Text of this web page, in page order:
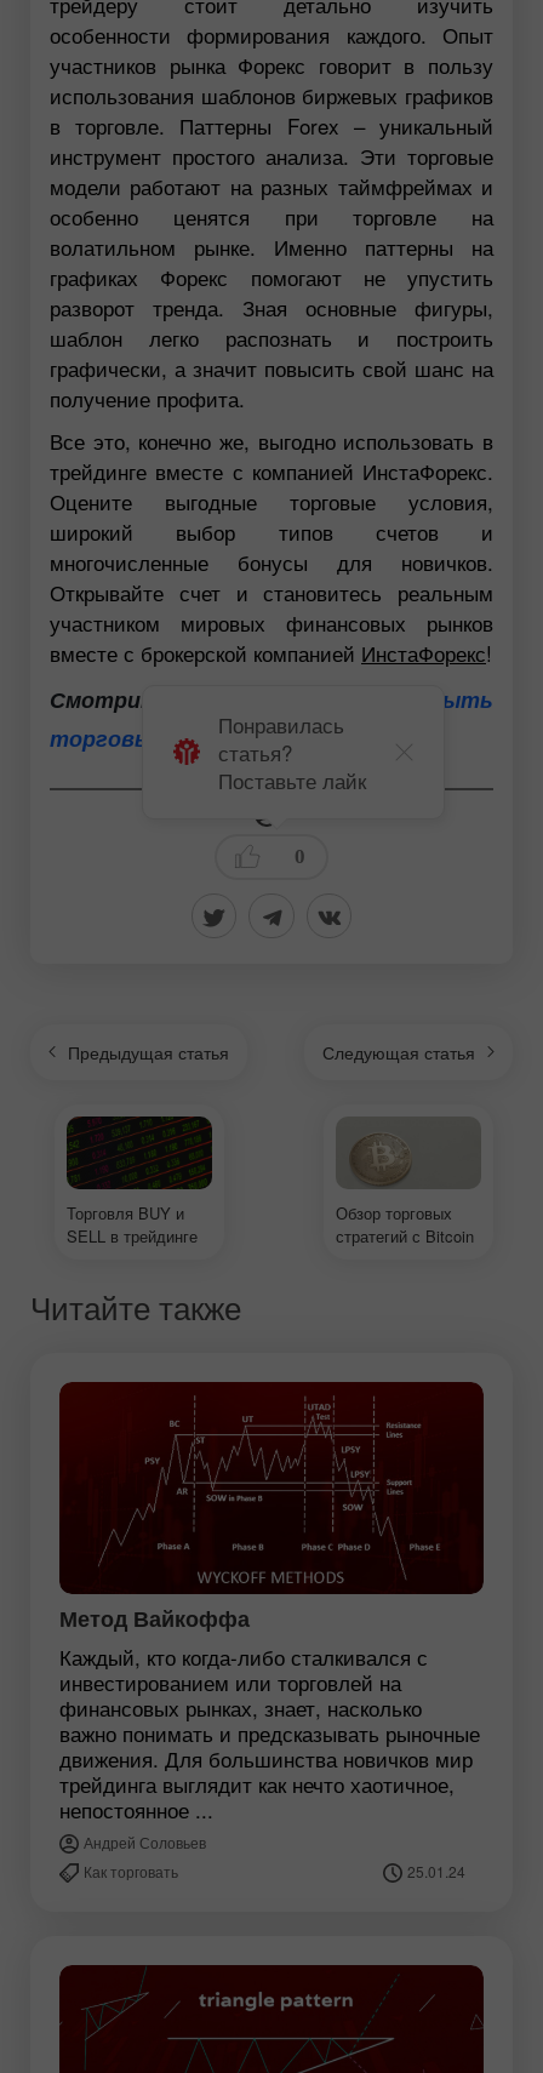
особенности формирования каждого. Опыт
участников рынка Форекс говорит в пользу
использования шаблонов биржевых графиков
в торговле. Паттерны Forex – уникальный
инструмент простого анализа. Эти торговые
модели работают на разных таймфреймах и
особенно ценятся при торговле на
волатильном рынке. Именно паттерны на
графиках Форекс помогают не упустить
разворот тренда. Зная основные фигуры,
шаблон легко распознать и построить
графически, а значит повысить свой шанс на
получение профита.
Все это, конечно же, выгодно использовать в
трейдинге вместе с компанией ИнстаФорекс.
Оцените выгодные торговые условия,
широкий выбор типов счетов и
многочисленные бонусы для новичков.
Открывайте счет и становитесь реальным
участником мировых финансовых рынков
вместе с брокерской компанией ИнстаФорекс!
Смотрите также:
Открыть
торговый счет уже сейчас
0
Понравилась
статья?
Поставьте лайк
Предыдущая статья
Торговля BUY и
SELL в трейдинге
Обзор торговых
стратегий с Bitcoin
Следующая статья
Читайте также
Метод Вайкоффа
Каждый, кто когда-либо сталкивался с
инвестированием или торговлей на
финансовых рынках, знает, насколько
важно понимать и предсказывать рыночные
движения. Для большинства новичков мир
трейдинга выглядит как нечто хаотичное,
непостоянное ...
Андрей Соловьев
Как торговать
25.01.24